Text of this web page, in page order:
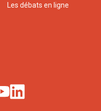
Les débats en ligne